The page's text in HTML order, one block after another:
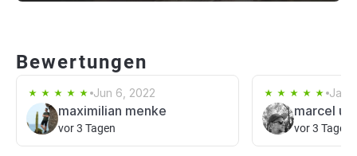
Bewertungen
Jun 6, 2022
maximilian menke
vor 3 Tagen
Jan
marcel
vor 3 Tagen